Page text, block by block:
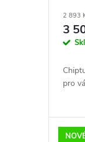
k
2 893
3
pro